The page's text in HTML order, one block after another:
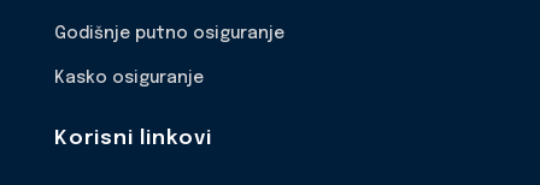
Godišnje putno osiguranje
Kasko osiguranje
Korisni linkovi